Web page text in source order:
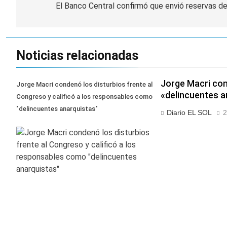
El Banco Central confirmó que envió reservas
Noticias relacionadas
Jorge Macri condenó los disturbios frente al
Congreso y calificó a los responsables como
"delincuentes anarquistas"
Jorge Macri
«delincuentes
Diario EL SOL